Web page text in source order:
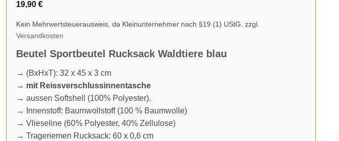
19,90 €
Kein Mehrwertsteuerausweis, da Kleinunternehmer nach §19 (1) UStG. zzgl.
Versandkosten
Beutel Sportbeutel Rucksack Waldtiere blau
→ (BxHxT): 32 x 45 x 3 cm
→ mit Reissverschlussinnentasche
→ aussen Softshell (100% Polyester).
→ Innenstoff: Baumwollstoff (100 % Baumwolle)
→ Vlieseline (60% Polyester, 40% Zellulose)
→ Trageriemen Rucksack: 60 x 0,6 cm